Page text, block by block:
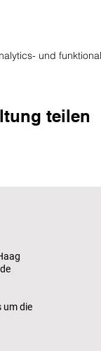
und
teilen
um die